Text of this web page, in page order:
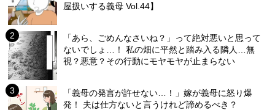
屋扱いする義母 Vol.44】
「あら、ごめんなさいね？」って絶対悪いと思って
ないでしょ…！ 私の畑に平然と踏み入る隣人…無
視？悪意？その行動にモヤモヤが止まらない
「義母の発言が許せない…！」嫁が義母に怒り爆
発！ 夫は仕方ないと言うけれど諦めるべき？